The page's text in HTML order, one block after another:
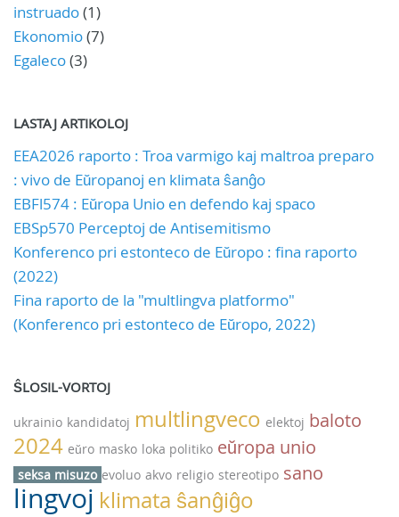
instruado(1)
Ekonomio(7)
Egaleco(3)
LASTAJ ARTIKOLOJ
EEA2026 raporto : Troa varmigo kaj maltroa preparo
: vivo de Eŭropanoj en klimata ŝanĝo
EBFl574 : Eŭropa Unio en defendo kaj spaco
EBSp570 Perceptoj de Antisemitismo
Konferenco pri estonteco de Eŭropo : fina raporto
(2022)
Fina raporto de la "multlingva platformo"
(Konferenco pri estonteco de Eŭropo, 2022)
ŜLOSIL-VORTOJ
ukrainio kandidatoj multlingveco elektoj baloto
2024 eŭro masko loka politiko eŭropa unio
seksa misuzo evoluo akvo religio stereotipo sano
lingvoj klimata ŝanĝiĝo